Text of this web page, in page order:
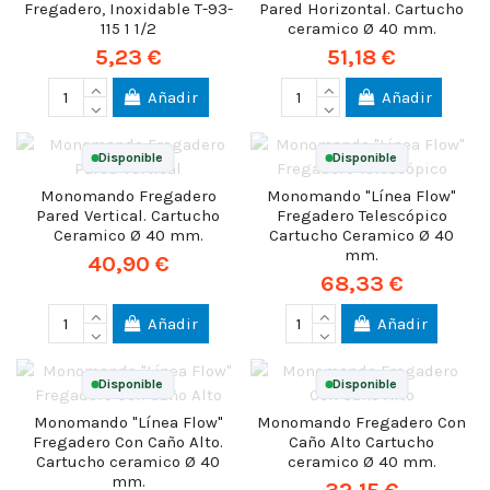
Fregadero, Inoxidable T-93-
115 1 1/2
5,23 €
Añadir
Pared Horizontal. Cartucho
ceramico Ø 40 mm.
51,18 €
Añadir
Disponible
Monomando Fregadero
Pared Vertical. Cartucho
Ceramico Ø 40 mm.
40,90 €
Añadir
Disponible
Monomando "Línea Flow"
Fregadero Telescópico
Cartucho Ceramico Ø 40
mm.
68,33 €
Añadir
Disponible
Monomando "Línea Flow"
Fregadero Con Caño Alto.
Cartucho ceramico Ø 40
mm.
Disponible
Monomando Fregadero Con
Caño Alto Cartucho
ceramico Ø 40 mm.